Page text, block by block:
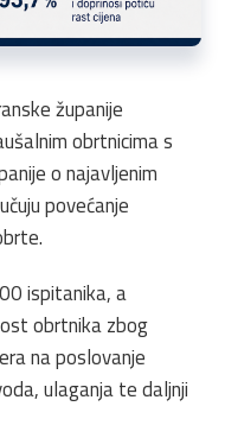
županije
obrtnicima s
o najavljenim
povećanje
ispitanika, a
obrtnika zbog
na poslovanje
ulaganja te daljnji